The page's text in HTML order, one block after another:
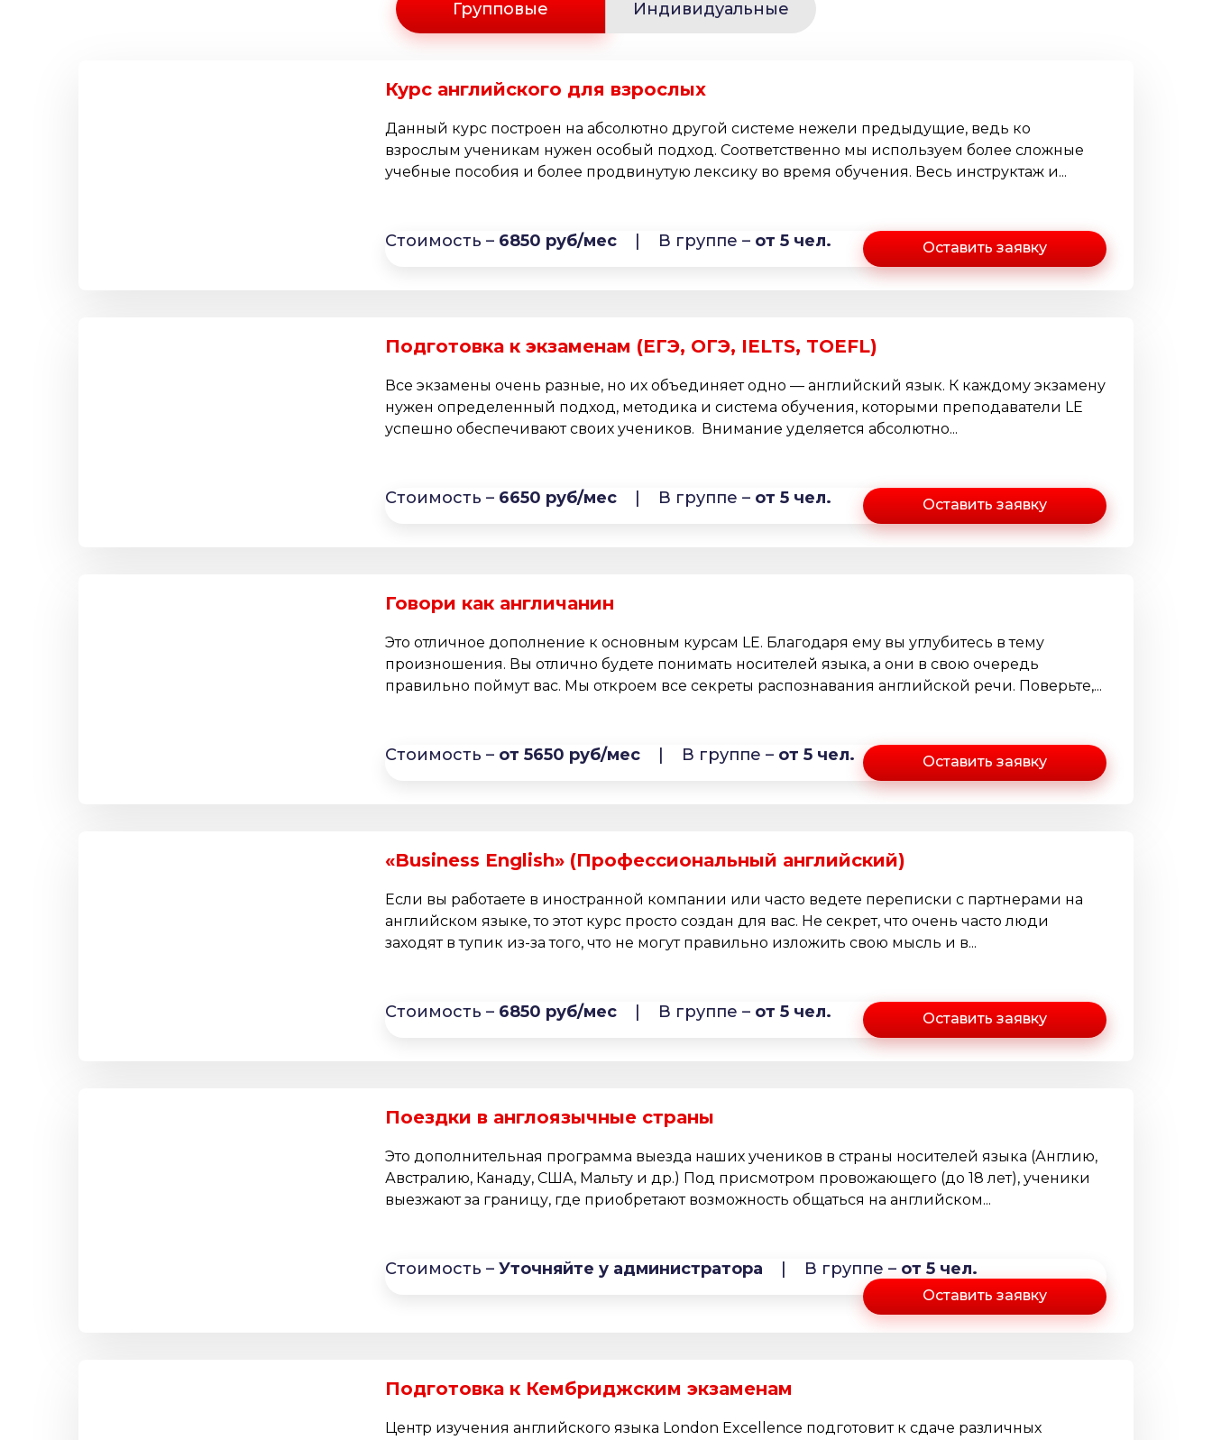
Групповые Индивидуальные
Курс английского для взрослых
Данный курс построен на абсолютно другой системе нежели предыдущие, ведь ко
взрослым ученикам нужен особый подход. Соответственно мы используем более сложные
учебные пособия и более продвинутую лексику во время обучения. Весь инструктаж и...
Стоимость – 6850 руб/мес В группе – от 5 чел. Оставить заявку
Подготовка к экзаменам (ЕГЭ, ОГЭ, IELTS, TOEFL)
Все экзамены очень разные, но их объединяет одно — английский язык. К каждому экзамену
нужен определенный подход, методика и система обучения, которыми преподаватели LE
успешно обеспечивают своих учеников. Внимание уделяется абсолютно...
Стоимость – 6650 руб/мес В группе – от 5 чел. Оставить заявку
Говори как англичанин
Это отличное дополнение к основным курсам LE. Благодаря ему вы углубитесь в тему
произношения. Вы отлично будете понимать носителей языка, а они в свою очередь
правильно поймут вас. Мы откроем все секреты распознавания английской речи. Поверьте,...
Стоимость – от 5650 руб/мес В группе – от 5 чел. Оставить заявку
«Business English» (Профессиональный английский)
Если вы работаете в иностранной компании или часто ведете переписки с партнерами на
английском языке, то этот курс просто создан для вас. Не секрет, что очень часто люди
заходят в тупик из-за того, что не могут правильно изложить свою мысль и в...
Стоимость – 6850 руб/мес В группе – от 5 чел. Оставить заявку
Поездки в англоязычные страны
Это дополнительная программа выезда наших учеников в страны носителей языка (Англию,
Австралию, Канаду, США, Мальту и др.) Под присмотром провожающего (до 18 лет), ученики
выезжают за границу, где приобретают возможность общаться на английском...
Стоимость – Уточняйте у администратора В группе – от 5 чел.
Оставить заявку
Подготовка к Кембриджским экзаменам
Центр изучения английского языка London Excellence подготовит к сдаче различных